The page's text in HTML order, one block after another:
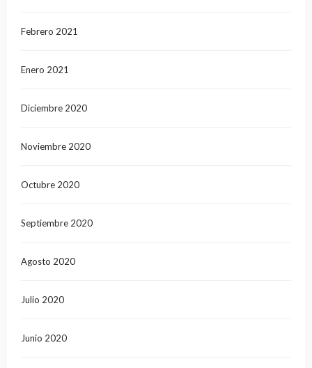
Febrero 2021
Enero 2021
Diciembre 2020
Noviembre 2020
Octubre 2020
Septiembre 2020
Agosto 2020
Julio 2020
Junio 2020